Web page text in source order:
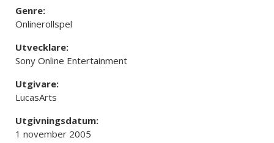
Genre:
Onlinerollspel
Utvecklare:
Sony Online Entertainment
Utgivare:
LucasArts
Utgivningsdatum:
1 november 2005